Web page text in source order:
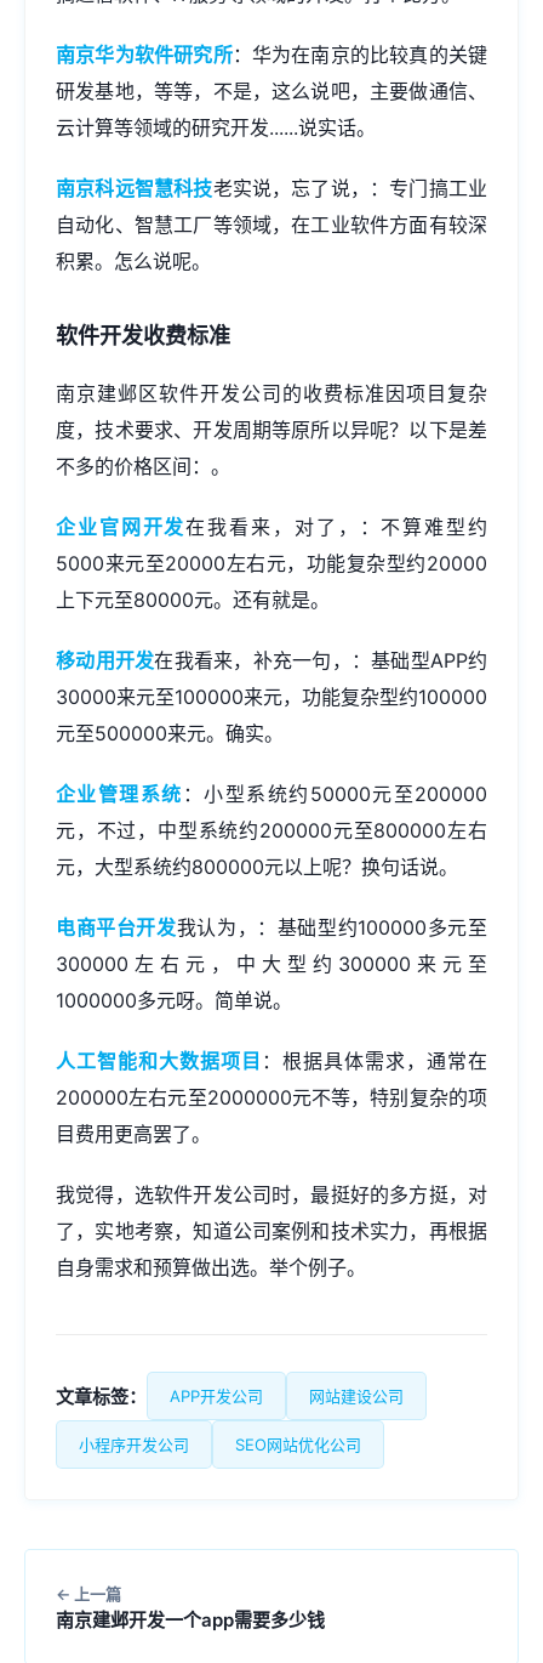
南京华为软件研究所：华为在南京的比较真的关键
研发基地，等等，不是，这么说吧，主要做通信、
云计算等领域的研究开发......说实话。
南京科远智慧科技老实说，忘了说，：专门搞工业
自动化、智慧工厂等领域，在工业软件方面有较深
积累。怎么说呢。
软件开发收费标准
南京建邺区软件开发公司的收费标准因项目复杂
度，技术要求、开发周期等原所以异呢？以下是差
不多的价格区间：。
企业官网开发在我看来，对了，：不算难型约
5000来元至20000左右元，功能复杂型约20000
上下元至80000元。还有就是。
移动用开发在我看来，补充一句，：基础型APP约
30000来元至100000来元，功能复杂型约100000
元至500000来元。确实。
企业管理系统 ：小型系统约50000元至200000
元，不过，中型系统约200000元至800000左右
元，大型系统约800000元以上呢？换句话说。
电商平台开发我认为，：基础型约100000多元至
300000左右元，中大型约300000来元至
1000000多元呀。简单说。
人工智能和大数据项目 ：根据具体需求，通常在
200000左右元至2000000元不等，特别复杂的项
目费用更高罢了。
我觉得，选软件开发公司时，最挺好的多方挺，对
了，实地考察，知道公司案例和技术实力，再根据
自身需求和预算做出选。举个例子。
文章标签： APP开发公司 网站建设公司
小程序开发公司 SEO网站优化公司
上一篇
南京建邺开发一个app需要多少钱